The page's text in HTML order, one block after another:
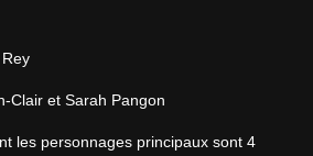
Clair et Sarah Pangon
les personnages principaux sont 4